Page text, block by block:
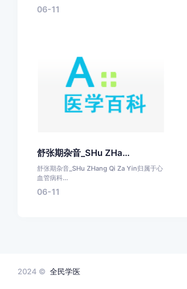
06-11
舒张期杂音_SHu ZHa...
舒张期杂音_SHu ZHang Qi Za Yin归属于心
血管病科...
06-11
2024 © 全民学医